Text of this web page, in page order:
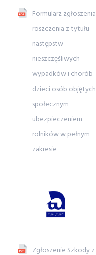
Formularz zgłoszenia
roszczenia z tytułu
następstw
nieszczęśliwych
wypadków i chorób
dzieci osób objętych
społecznym
ubezpieczeniem
rolników w pełnym
zakresie
Zgłoszenie Szkody z